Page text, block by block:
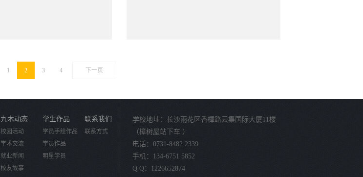
1 2 3 4 下一页
九木动态
校园活动
学术交流
就业新闻
校友故事
学生作品
学员手绘作品
学员作品
明星学员
联系我们
联系方式
学校地址：长沙雨花区香樟路云集国际大厦11楼
（樟树屋站下车 ）
电话：0731-8482 2339
手机：134-6751 5852
Q Q：1226652874